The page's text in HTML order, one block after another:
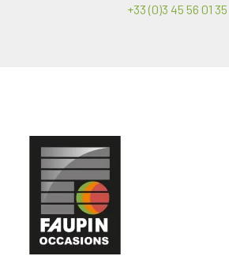
+33 (0)3 45 56 01 35